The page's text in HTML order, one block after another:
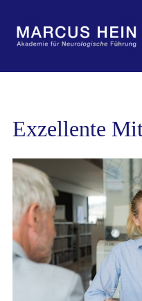
springen
Exzellente